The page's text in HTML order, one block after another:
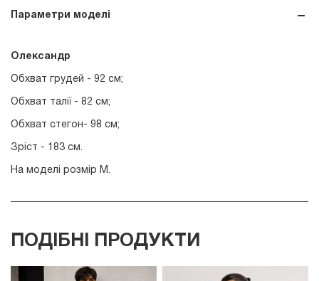
Параметри моделі
Олександр
Обхват грудей - 92 см;
Обхват талії - 82 см;
Обхват стегон- 98 см;
Зріст - 183 см.
На моделі розмір М.
ПОДІБНІ ПРОДУКТИ